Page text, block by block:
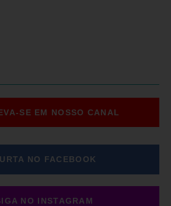
SE EM NOSSO CANAL
NO FACEBOOK
NO INSTAGRAM